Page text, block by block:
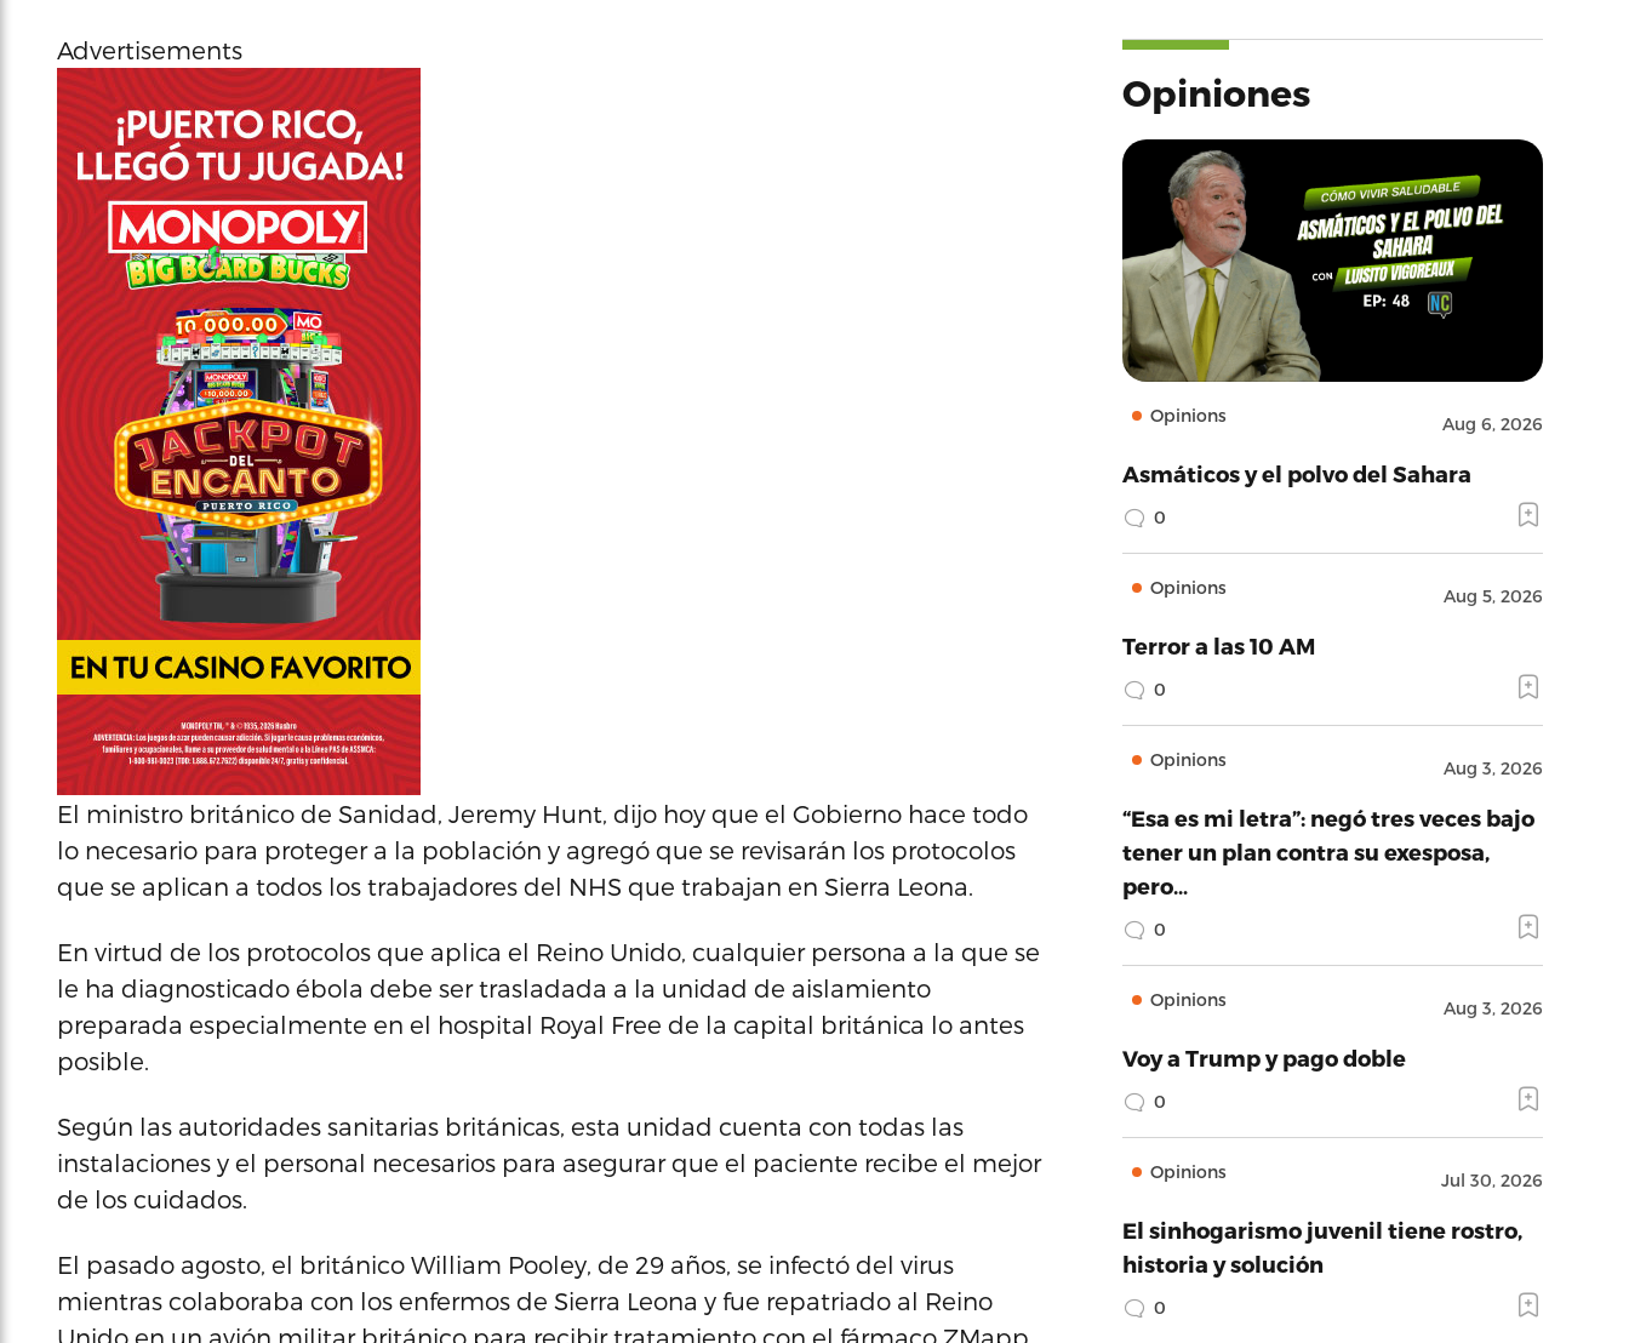
Advertisements
El ministro británico de Sanidad, Jeremy Hunt, dijo hoy que el Gobierno hace todo
lo necesario para proteger a la población y agregó que se revisarán los protocolos
que se aplican a todos los trabajadores del NHS que trabajan en Sierra Leona.
En virtud de los protocolos que aplica el Reino Unido, cualquier persona a la que se
le ha diagnosticado ébola debe ser trasladada a la unidad de aislamiento
preparada especialmente en el hospital Royal Free de la capital británica lo antes
posible.
Según las autoridades sanitarias británicas, esta unidad cuenta con todas las
instalaciones y el personal necesarios para asegurar que el paciente recibe el mejor
de los cuidados.
El pasado agosto, el británico William Pooley, de 29 años, se infectó del virus
mientras colaboraba con los enfermos de Sierra Leona y fue repatriado al Reino
Unido en un avión militar británico para recibir tratamiento con el fármaco ZMapp
Opiniones
Opinions Aug 6, 2026
Asmáticos y el polvo del Sahara
0
Opinions Aug 5, 2026
Terror a las 10 AM
0
Opinions Aug 3, 2026
“Esa es mi letra”: negó tres veces bajo
tener un plan contra su exesposa,
pero…
0
Opinions Aug 3, 2026
Voy a Trump y pago doble
0
Opinions Jul 30, 2026
El sinhogarismo juvenil tiene rostro,
historia y solución
0